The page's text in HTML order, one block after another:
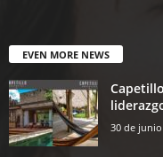
EVEN MORE NEWS
30 de